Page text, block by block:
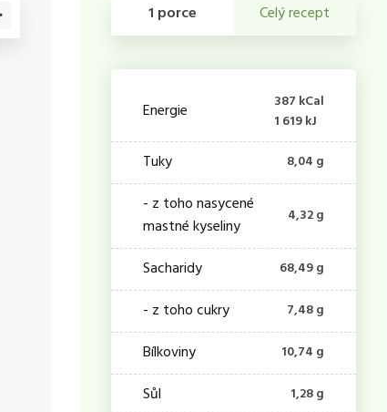
1 porce Celý recept
Energie
387 kCal
1 619 kJ
Tuky 8,04 g
- z toho nasycené
mastné kyseliny
4,32 g
Sacharidy 68,49 g
- z toho cukry 7,48 g
Bílkoviny 10,74 g
Sůl 1,28 g